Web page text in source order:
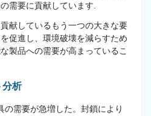
需要に貢献しています.
献しているもう一つの大きな要
促進し、環境破壊を減らすため
製品への需要が高まっているこ
分析
の需要が急増した。封鎖により